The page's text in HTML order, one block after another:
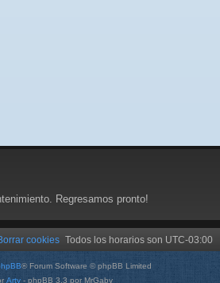
Regresamos pronto!
Todos los horarios son UTC-03:00
cookies
® Forum Software © phpBB Limited
Arty - phpBB 3.3 por MrGaby